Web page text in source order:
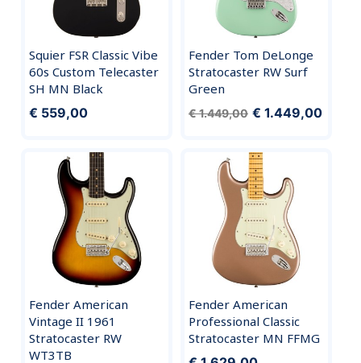
Squier FSR Classic Vibe
60s Custom Telecaster
SH MN Black
€ 559,00
Fender Tom DeLonge
Stratocaster RW Surf
Green
€ 1.449,00 € 1.449,00
Fender American
Vintage II 1961
Stratocaster RW
WT3TB
Fender American
Professional Classic
Stratocaster MN FFMG